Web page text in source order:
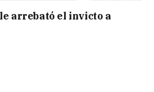
arrebató el invicto a